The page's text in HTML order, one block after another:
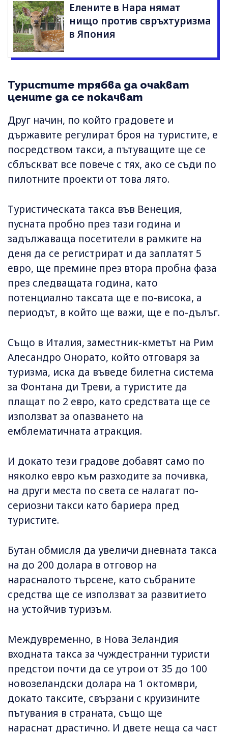
Елените в Нара нямат
нищо против свръхтуризма
в Япония
Туристите трябва да очакват
цените да се покачват
Друг начин, по който градовете и
държавите регулират броя на туристите, е
посредством такси, а пътуващите ще се
сблъскват все повече с тях, ако се съди по
пилотните проекти от това лято.
Туристическата такса във Венеция,
пусната пробно през тази година и
задължаваща посетители в рамките на
деня да се регистрират и да заплатят 5
евро, ще премине през втора пробна фаза
през следващата година, като
потенциално таксата ще е по-висока, а
периодът, в който ще важи, ще е по-дълъг.
Също в Италия, заместник-кметът на Рим
Алесандро Онорато, който отговаря за
туризма, иска да въведе билетна система
за Фонтана ди Треви, а туристите да
плащат по 2 евро, като средствата ще се
използват за опазването на
емблематичната атракция.
И докато тези градове добавят само по
няколко евро към разходите за почивка,
на други места по света се налагат по-
сериозни такси като бариера пред
туристите.
Бутан обмисля да увеличи дневната такса
на до 200 долара в отговор на
нарасналото търсене, като събраните
средства ще се използват за развитието
на устойчив туризъм.
Междувременно, в Нова Зеландия
входната такса за чуждестранни туристи
предстои почти да се утрои от 35 до 100
новозеландски долара на 1 октомври,
докато таксите, свързани с круизините
пътувания в страната, също ще
нараснат драстично. И двете неща са част